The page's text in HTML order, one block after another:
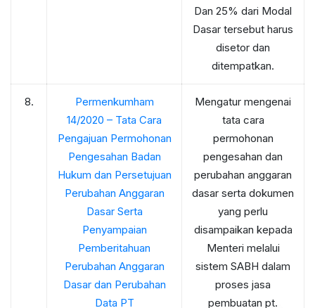
Dan 25% dari Modal
Dasar tersebut harus
disetor dan
ditempatkan.
8.
Permenkumham
14/2020 – Tata Cara
Pengajuan Permohonan
Pengesahan Badan
Hukum dan Persetujuan
Perubahan Anggaran
Dasar Serta
Penyampaian
Pemberitahuan
Perubahan Anggaran
Dasar dan Perubahan
Data PT
Mengatur mengenai
tata cara
permohonan
pengesahan dan
perubahan anggaran
dasar serta dokumen
yang perlu
disampaikan kepada
Menteri melalui
sistem SABH dalam
proses jasa
pembuatan pt.